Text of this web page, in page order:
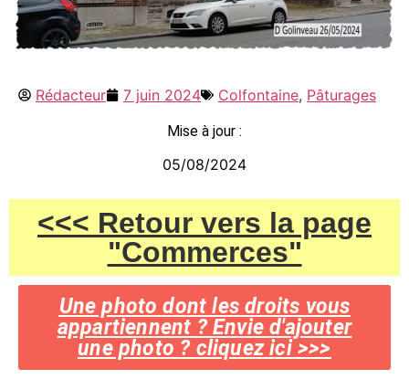
Rédacteur 7 juin 2024 Colfontaine, Pâturages
Mise à jour :
05/08/2024
<<< Retour vers la page
"Commerces"
Une photo dont les droits vous
appartiennent ? Envie d'ajouter
une photo ? cliquez ici >>>